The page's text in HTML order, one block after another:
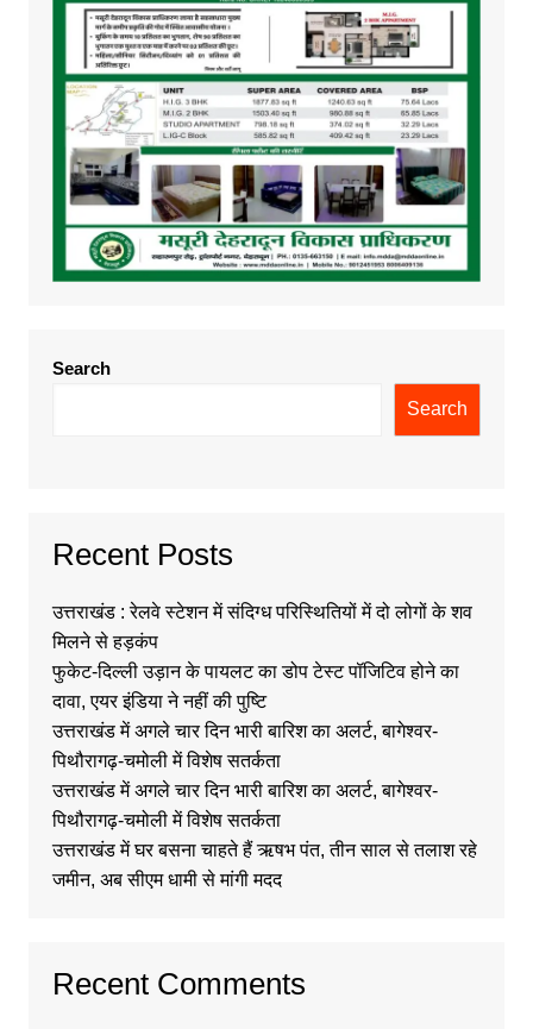
Search
Search
Recent Posts
उत्तराखंड : रेलवे स्टेशन में संदिग्ध परिस्थितियों में दो लोगों के शव
मिलने से हड़कंप
फुकेट-दिल्ली उड़ान के पायलट का डोप टेस्ट पॉजिटिव होने का
दावा, एयर इंडिया ने नहीं की पुष्टि
उत्तराखंड में अगले चार दिन भारी बारिश का अलर्ट, बागेश्वर-
पिथौरागढ़-चमोली में विशेष सतर्कता
उत्तराखंड में अगले चार दिन भारी बारिश का अलर्ट, बागेश्वर-
पिथौरागढ़-चमोली में विशेष सतर्कता
उत्तराखंड में घर बसना चाहते हैं ऋषभ पंत, तीन साल से तलाश रहे
जमीन, अब सीएम धामी से मांगी मदद
Recent Comments